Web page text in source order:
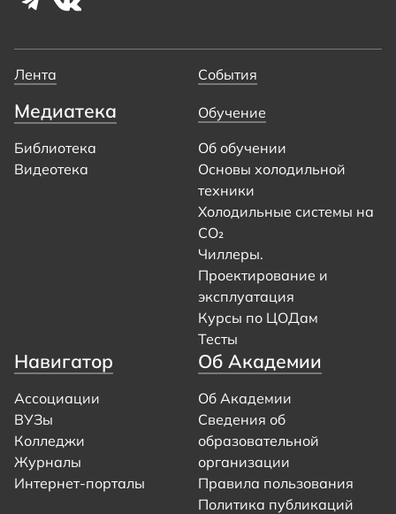
Лента События
Медиатека
Библиотека
Видеотека
Обучение
Об обучении
Основы холодильной
техники
Холодильные системы на
CO₂
Чиллеры.
Проектирование и
эксплуатация
Курсы по ЦОДам
Тесты
Навигатор
Ассоциации
ВУЗы
Колледжи
Журналы
Интернет-порталы
Об Академии
Об Академии
Сведения об
образовательной
организации
Правила пользования
Политика публикаций